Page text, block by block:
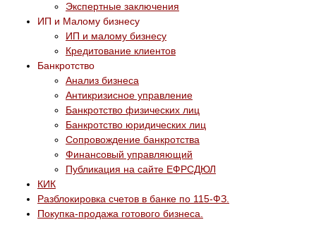
Экспертные заключения
ИП и Малому бизнесу
ИП и малому бизнесу
Кредитование клиентов
Банкротство
Анализ бизнеса
Антикризисное управление
Банкротство физических лиц
Банкротство юридических лиц
Сопровождение банкротства
Финансовый управляющий
Публикация на сайте ЕФРСДЮЛ
КИК
Разблокировка счетов в банке по 115-ФЗ.
Покупка-продажа готового бизнеса.